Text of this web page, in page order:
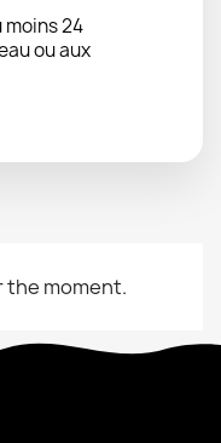
24
ou aux
the moment.